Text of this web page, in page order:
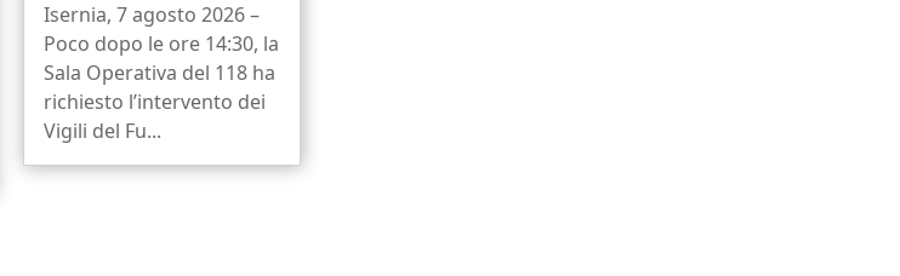
Isernia, 7 agosto 2026 –
Poco dopo le ore 14:30, la
Sala Operativa del 118 ha
richiesto l’intervento dei
Vigili del Fu...